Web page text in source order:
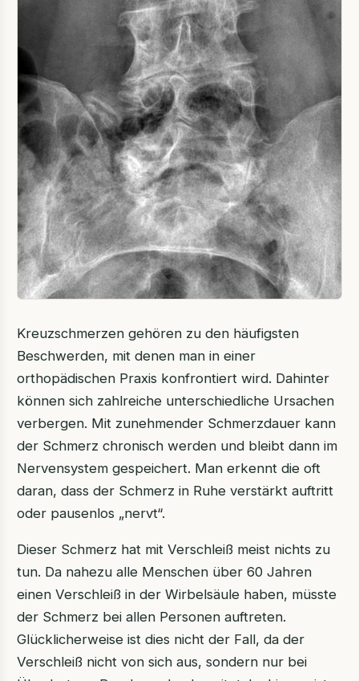
Kreuzschmerzen gehören zu den häufigsten
Beschwerden, mit denen man in einer
orthopädischen Praxis konfrontiert wird. Dahinter
können sich zahlreiche unterschiedliche Ursachen
verbergen. Mit zunehmender Schmerzdauer kann
der Schmerz chronisch werden und bleibt dann im
Nervensystem gespeichert. Man erkennt die oft
daran, dass der Schmerz in Ruhe verstärkt auftritt
oder pausenlos „nervt“.
Dieser Schmerz hat mit Verschleiß meist nichts zu
tun. Da nahezu alle Menschen über 60 Jahren
einen Verschleiß in der Wirbelsäule haben, müsste
der Schmerz bei allen Personen auftreten.
Glücklicherweise ist dies nicht der Fall, da der
Verschleiß nicht von sich aus, sondern nur bei